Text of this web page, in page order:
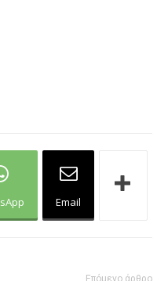
Email
Επόμενο άρθρο